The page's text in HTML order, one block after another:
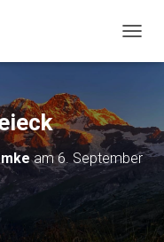
am6. September